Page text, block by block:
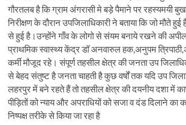
गौरतलब है कि ग्राम अंगरासी मे बड़े पैमाने पर रहस्यमयी
निरीक्षण के दौरान उपजिलाधिकारी ने बताया कि जो मौते
से हुई है।उन्होंने गाँव के लोगो से संयम बनाये रखने की अपील
प्राथमिक स्वास्थ्य केंद्र डॉ अनवारुल हक,अनुपम
कर्मी मौजूद रहे। संपूर्ण तहसील क्षेत्र की जनता उप
से बेहद संतुष्ट है जनता चाहती है कुछ वर्षों तक यदि उप
लहरपुर में बने रहते हैं तो तहसील क्षेत्र की दयनीय दशा में
पीड़ितों को न्याय और अपराधियों को सजा व दंड दिलाने का
निष्पक्ष तरीके से किया जा रहा है